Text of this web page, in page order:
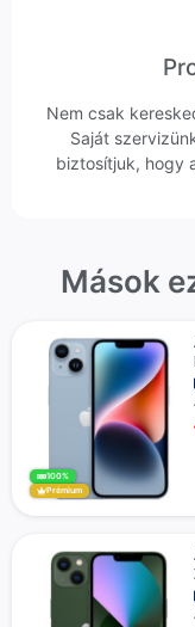
Nem csak
Saját
biztosítjuk, hogy
Mások
100%
Prémium